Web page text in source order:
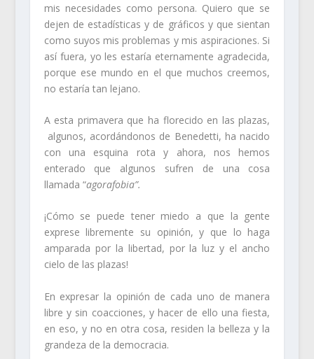
mis necesidades como persona. Quiero que se
dejen de estadísticas y de gráficos y que sientan
como suyos mis problemas y mis aspiraciones. Si
así fuera, yo les estaría eternamente agradecida,
porque ese mundo en el que muchos creemos,
no estaría tan lejano.
A esta primavera que ha florecido en las plazas,
algunos, acordándonos de Benedetti, ha nacido
con una esquina rota y ahora, nos hemos
enterado que algunos sufren de una cosa
llamada “agorafobia”.
¡Cómo se puede tener miedo a que la gente
exprese libremente su opinión, y que lo haga
amparada por la libertad, por la luz y el ancho
cielo de las plazas!
En expresar la opinión de cada uno de manera
libre y sin coacciones, y hacer de ello una fiesta,
en eso, y no en otra cosa, residen la belleza y la
grandeza de la democracia.